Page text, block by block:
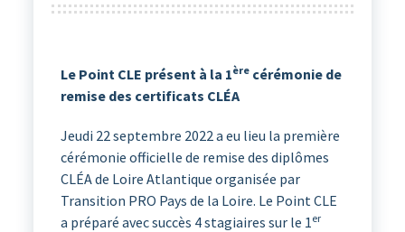
Le Point CLE présent à la 1èrecérémonie de
remise des certificats CLÉA
Jeudi 22 septembre 2022 a eu lieu la première
cérémonie officielle de remise des diplômes
CLÉA de Loire Atlantique organisée par
Transition PRO Pays de la Loire. Le Point CLE
a préparé avec succès 4 stagiaires sur le 1er